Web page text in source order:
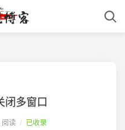
闭多窗口
阅读 / 已收录